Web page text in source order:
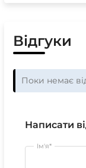
Відгуки
Поки немає
Написати
Ім'я*